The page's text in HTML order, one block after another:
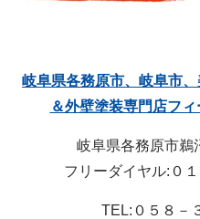
岐阜県各務原市、岐阜市
＆外壁塗装専門店フ
岐阜県各務原市鵜
フリーダイヤル:０
TEL:０５８－